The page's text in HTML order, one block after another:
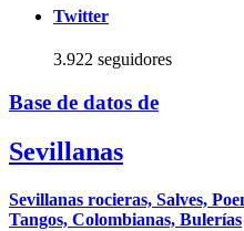
Twitter
3.922 seguidores
Base de datos de
Sevillanas
Sevillanas rocieras, Salves,
Tangos, Colombianas, Bulerías